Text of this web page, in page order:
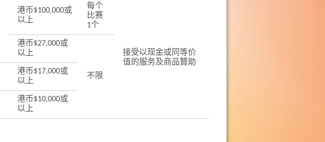
港币$100,000或
以上
每个
比赛
1个
接受以现金或同等价
值的服务及商品贊助
港币$27,000或
以上
不限
港币$17,000或
以上
港币$10,000或
以上